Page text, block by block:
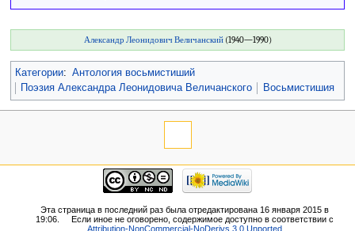
Александр Леонидович Величанский(1940—1990)
Категории: Антология восьмистиший
Поэзия Александра Леонидовича Величанского
Восьмистишия
Эта страница в последний раз была отредактирована 16 января 2015 в
19:06.
Если иное не оговорено, содержимое доступно в соответствии с
Attribution-NonCommercial-NoDerivs 3.0 Unported